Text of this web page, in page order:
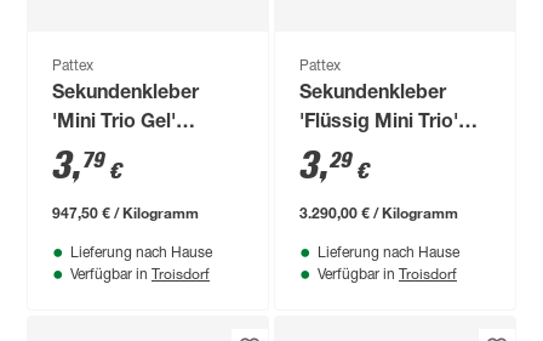
Pattex
Sekundenkleber
'Mini Trio Gel'
transparent 3 x 1 g
3,79 €
947,50 € / Kilogramm
Lieferung nach Hause
Verfügbar in Troisdorf
Pattex
Sekundenkleber
'Flüssig Mini Trio'
transparent 3 x 1 g
3,29 €
3.290,00 € / Kilogramm
Lieferung nach Hause
Verfügbar in Troisdorf